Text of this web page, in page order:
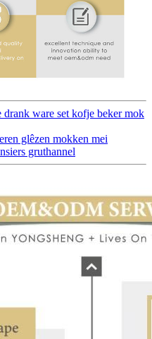
drank ware set kofje beker mok
glêzen mokken mei
gruthannel